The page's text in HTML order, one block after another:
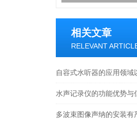
相关文章
RELEVANT
自容式水听器的应用领域